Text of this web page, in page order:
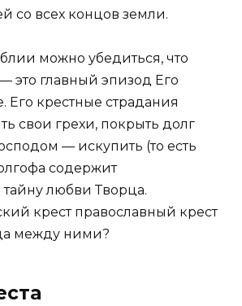
со всех концов земли.
можно убедиться, что
это главный эпизод Его
Его крестные страдания
свои грехи, покрыть долг
— искупить (то есть
содержит
любви Творца.
крест православный крест
между ними?